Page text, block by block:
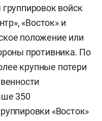
войск
«Восток» и
положение или
противника. По
крупные потери
350
«Восток»